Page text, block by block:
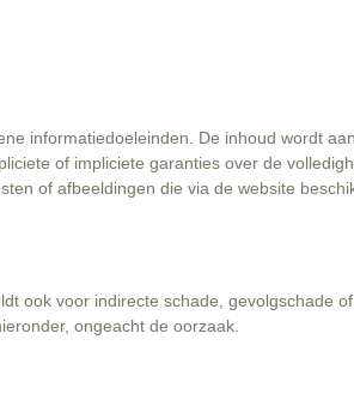
informatiedoeleinden. De inhoud wordt
of impliciete garanties over de
of afbeeldingen die via de website
ook voor indirecte schade, gevolgschade
ongeacht de oorzaak.